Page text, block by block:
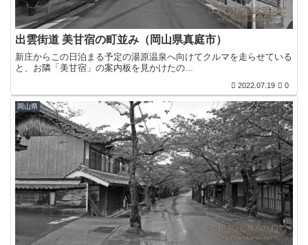
出雲街道 美甘宿の町並み（岡山県真庭市）
新庄からこの日泊まる予定の湯原温泉へ向けてクルマを走らせている
と、お隣「美甘宿」の案内板を見かけたの...
2022.07.19 0
岡山県